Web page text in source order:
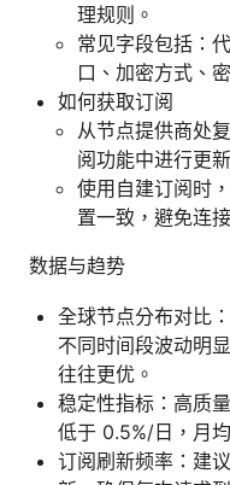
理规则。
常见字段包括：
口、加密方式、
如何获取订阅
从节点提供商处
阅功能中进行更
使用自建订阅时
置一致，避免连
数据与趋势
全球节点分布对比
不同时间段波动明
往往更优。
稳定性指标：高质
低于 0.5%/日，月
订阅刷新频率：建